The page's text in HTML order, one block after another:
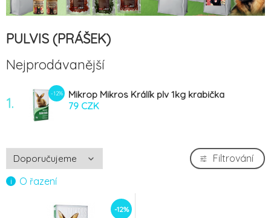
PULVIS (PRÁŠEK)
Nejprodávanější
1.
-12%
Mikrop Mikros Králík plv 1kg krabička
79 CZK
O řazení
Filtrování
-12%